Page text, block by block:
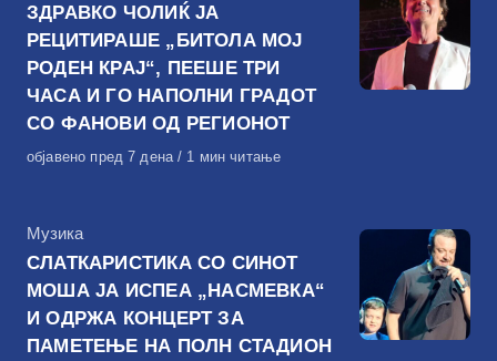
ЗДРАВКО ЧОЛИЌ ЈА
РЕЦИТИРАШЕ „БИТОЛА МОЈ
РОДЕН КРАЈ“, ПЕЕШЕ ТРИ
ЧАСА И ГО НАПОЛНИ ГРАДОТ
СО ФАНОВИ ОД РЕГИОНОТ
Објавено
објавено пред 7 дена 1 мин читање
КАтегорија
Музика
СЛАТКАРИСТИКА СО СИНОТ
МОША ЈА ИСПЕА „НАСМЕВКА“
И ОДРЖА КОНЦЕРТ ЗА
ПАМЕТЕЊЕ НА ПОЛН СТАДИОН